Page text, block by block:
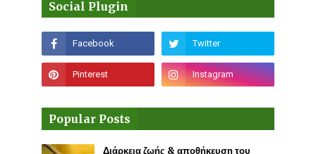
Social Plugin
Popular Posts
Διάρκεια ζωής & αποθήκευση του